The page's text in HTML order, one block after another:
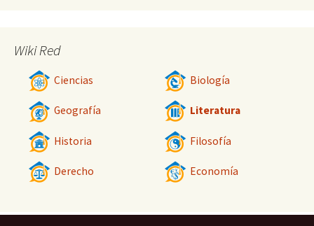
Wiki Red
Ciencias Biología
Geografía Literatura
Historia Filosofía
Derecho Economía